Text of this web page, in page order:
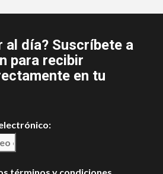
al día? Suscríbete a
para recibir
en tu